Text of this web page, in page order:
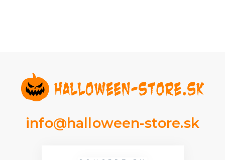
info@halloween-store.sk